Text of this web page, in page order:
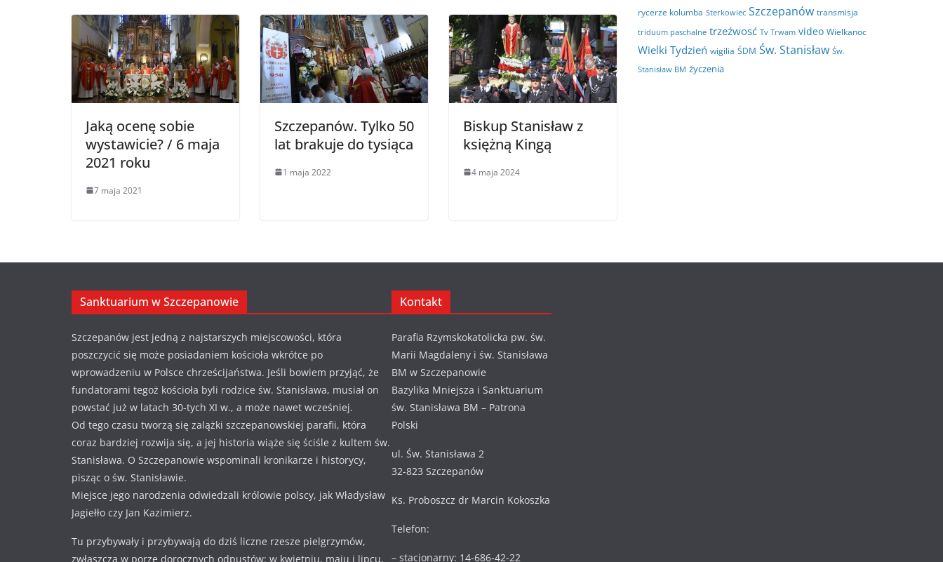
Jaką ocenę sobie
wystawicie? / 6 maja
2021 roku
7 maja 2021
Szczepanów. Tylko 50
lat brakuje do tysiąca
1 maja 2022
Biskup Stanisław z
księżną Kingą
4 maja 2024
rycerze kolumba Sterkowiec Szczepanów transmisja
triduum paschalne trzeźwosć Tv Trwam video Wielkanoc
Wielki Tydzień wigilia ŚDM Św. Stanisław Św.
Stanisław BM życzenia
Sanktuarium w Szczepanowie
Szczepanów jest jedną z najstarszych miejscowości, która
poszczycić się może posiadaniem kościoła wkrótce po
wprowadzeniu w Polsce chrześcijaństwa. Jeśli bowiem przyjąć, że
fundatorami tegoż kościoła byli rodzice św. Stanisława, musiał on
powstać już w latach 30-tych XI w., a może nawet wcześniej.
Od tego czasu tworzą się zalążki szczepanowskiej parafii, która
coraz bardziej rozwija się, a jej historia wiąże się ściśle z kultem św.
Stanisława. O Szczepanowie wspominali kronikarze i historycy,
pisząc o św. Stanisławie.
Miejsce jego narodzenia odwiedzali królowie polscy, jak Władysław
Jagiełło czy Jan Kazimierz.
Tu przybywały i przybywają do dziś liczne rzesze pielgrzymów,
zwłaszcza w porze dorocznych odpustów: w kwietniu, maju i lipcu,
Kontakt
Parafia Rzymskokatolicka pw. św.
Marii Magdaleny i św. Stanisława
BM w Szczepanowie
Bazylika Mniejsza i Sanktuarium
św. Stanisława BM – Patrona
Polski
ul. Św. Stanisława 2
32-823 Szczepanów
Ks. Proboszcz dr Marcin Kokoszka
Telefon:
– stacjonarny: 14-686-42-22